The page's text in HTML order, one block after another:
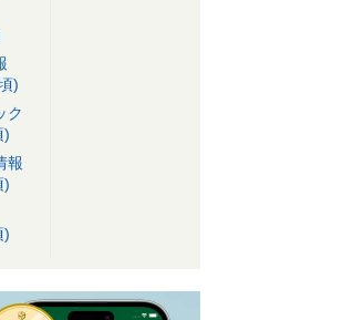
)
ク
)
報
)
)